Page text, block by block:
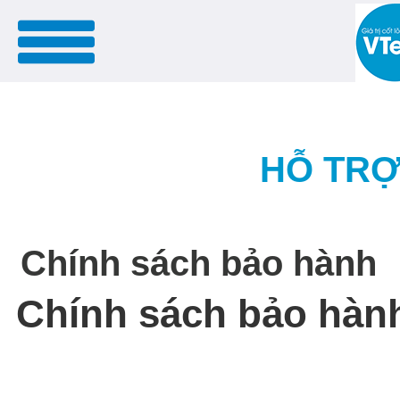
HỖ
Chính sách bảo hành
Chính sách bảo